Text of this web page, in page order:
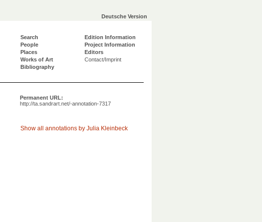
Deutsche Version
Search
People
Places
Works of Art
Bibliography
Edition Information
Project Information
Editors
Contact/Imprint
Permanent URL:
http://ta.sandrart.net/-annotation-7317
Show all annotations by Julia Kleinbeck